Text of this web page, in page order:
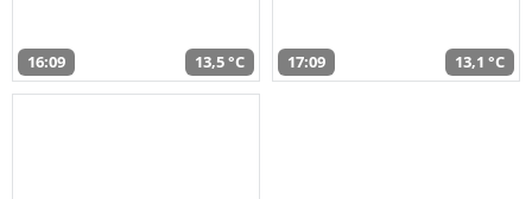
16:09 13,5 °C 17:09 13,1 °C